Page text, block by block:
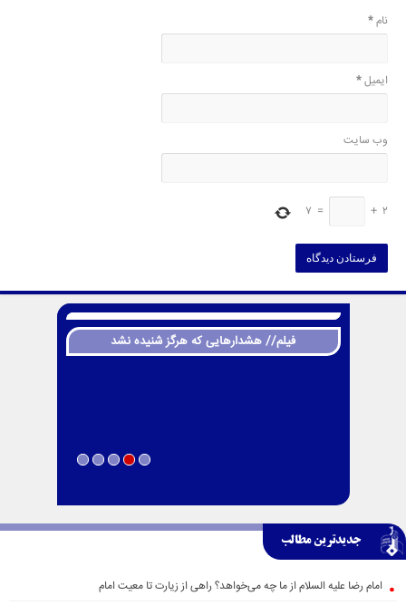
نام*
ایمیل*
وب‌ سایت
2
+
=
7
فیلم// هشدارهایی که هرگز شنیده نشد
جدیدترین مطالب
امام رضا علیه السلام از ما چه می‌خواهد؟ راهی از زیارت تا معیت امام